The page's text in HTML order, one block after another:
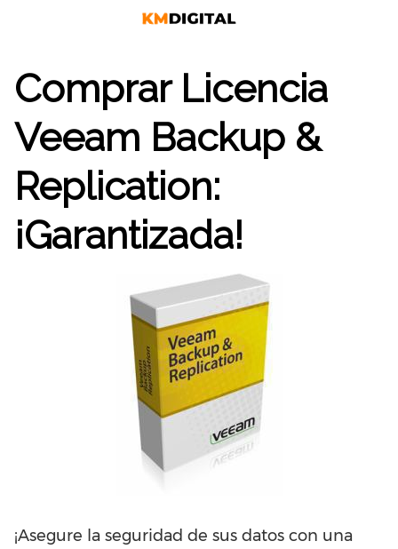
Comprar Licencia
Veeam Backup &
Replication:
¡Garantizada!
¡Asegure la seguridad de sus datos con una